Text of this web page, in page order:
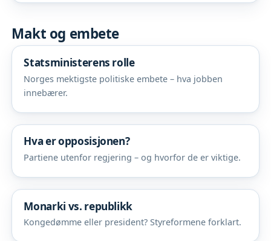
Makt og embete
Statsministerens rolle
Norges mektigste politiske embete – hva jobben
innebærer.
Hva er opposisjonen?
Partiene utenfor regjering – og hvorfor de er viktige.
Monarki vs. republikk
Kongedømme eller president? Styreformene forklart.